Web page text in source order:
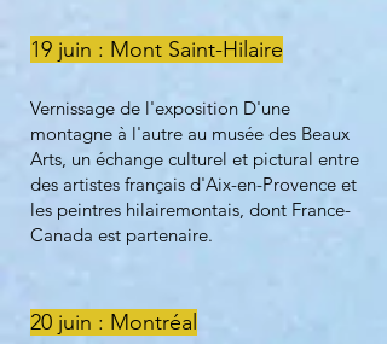
19 juin : Mont Saint-Hilaire
Vernissage de l'exposition D'une
montagne à l'autre au musée des Beaux
Arts, un échange culturel et pictural entre
des artistes français d'Aix-en-Provence et
les peintres hilairemontais, dont France-
Canada est partenaire.
20 juin : Montréal